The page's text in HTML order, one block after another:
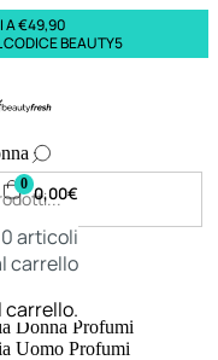
A €49,90
CODICE BEAUTY5
Donna
Donna Profumi
Uomo Profumi
0 0,00€
0articoli
carrello
carrello.